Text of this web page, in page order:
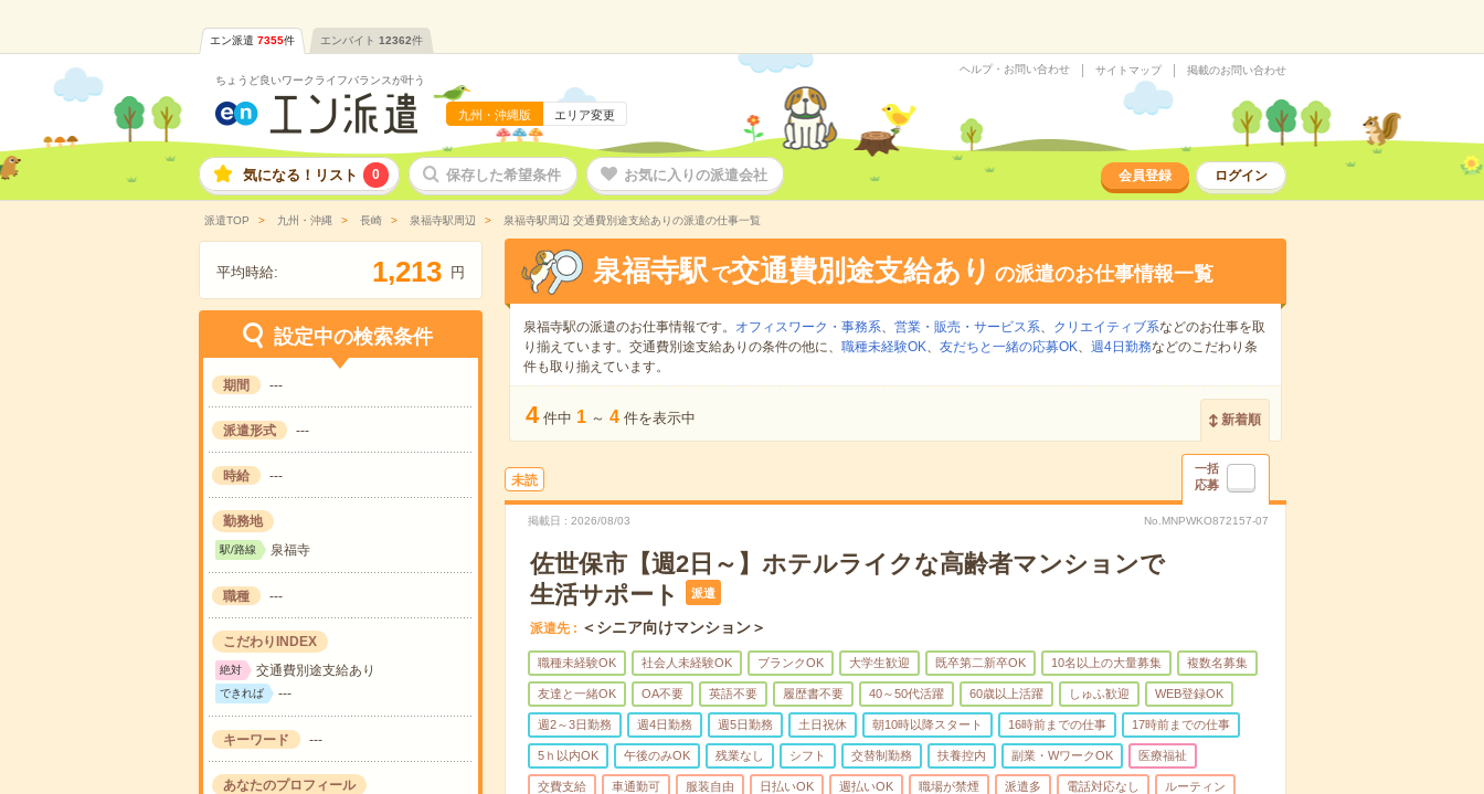
エン派遣 7355件 エンバイト 12362件
ちょうど良いワークライフバランスが叶う
九州・沖縄版 エリア変更
ヘルプ・お問い合わせ サイトマップ 掲載のお問い合わせ
気になる！リスト 0 保存した希望条件 お気に入りの派遣会社 会員登録 ログイン
派遣TOP 九州・沖縄 長崎 泉福寺駅周辺 泉福寺駅周辺 交通費別途支給ありの派遣の仕事一覧
平均時給: 1,213 円
設定中の検索条件
期間 ---
派遣形式 ---
時給 ---
勤務地
駅/路線 泉福寺
職種 ---
こだわりINDEX
絶対 交通費別途支給あり
できれば ---
キーワード ---
あなたのプロフィール
泉福寺駅 で交通費別途支給あり の派遣のお仕事情報一覧
泉福寺駅の派遣のお仕事情報です。 オフィスワーク・事務系、 営業・販売・サービス系、 クリエイティブ系などのお仕事を取
り揃えています。交通費別途支給ありの条件の他に、 職種未経験OK、 友だちと一緒の応募OK、 週4日勤務などのこだわり条
件も取り揃えています。
4 件中 1 ～ 4 件を表示中 新着順
未読
一括
応募
掲載日 2026/08/03 No.MNPWKO872157-07
佐世保市【週2日～】ホテルライクな高齢者マンションで
生活サポート
派遣
派遣先 ＜シニア向けマンション＞
職種未経験OK 社会人未経験OK ブランクOK 大学生歓迎 既卒第二新卒OK 10名以上の大量募集 複数名募集
友達と一緒OK OA不要 英語不要 履歴書不要 40～50代活躍 60歳以上活躍 しゅふ歓迎 WEB登録OK
週2～3日勤務 週4日勤務 週5日勤務 土日祝休 朝10時以降スタート 16時前までの仕事 17時前までの仕事
5ｈ以内OK 午後のみOK 残業なし シフト 交替制勤務 扶養控内 副業・WワークOK 医療福祉
交費支給 車通勤可 服装自由 日払いOK 週払いOK 職場が禁煙 派遣多 電話対応なし ルーティン